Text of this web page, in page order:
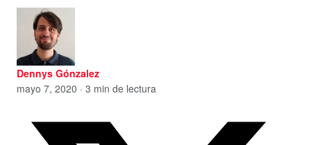
Dennys Gónzalez
mayo 7, 2020 · 3 min de lectura